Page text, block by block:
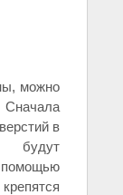
можно
в
будут